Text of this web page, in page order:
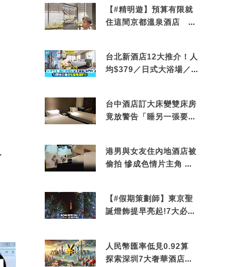
【#精明遊】預算有限就
住這間京都溫泉酒店 車
台北新酒店12大推介！人
均$379／日式大浴場／1
台中酒店訂大床變雙床房
竟放警告「睡另一張要加
港男與女友住內地酒店被
偷拍 慘成色情片主角 鏡
【#假期策劃師】東京聖
誕燈飾提早亮起!7大必去
人民幣匯率低見0.92算
探索深圳7大奢華酒店體